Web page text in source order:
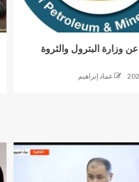
وزارة البترول والثروة
عماد إبراهيم